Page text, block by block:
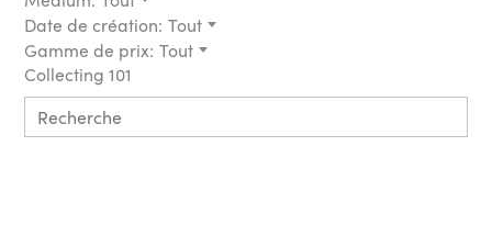
Date de création: Tout
Gamme de prix: Tout
Collecting 101